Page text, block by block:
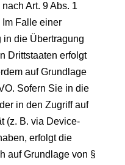
Art. 9 Abs. 1
Im Falle einer
die Übertragung
Drittstaaten erfolgt
auf Grundlage
Sofern Sie in die
in den Zugriff auf
(z. B. via Device-
erfolgt die
auf Grundlage von §